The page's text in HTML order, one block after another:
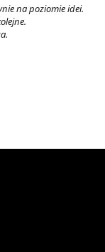
na poziomie idei.